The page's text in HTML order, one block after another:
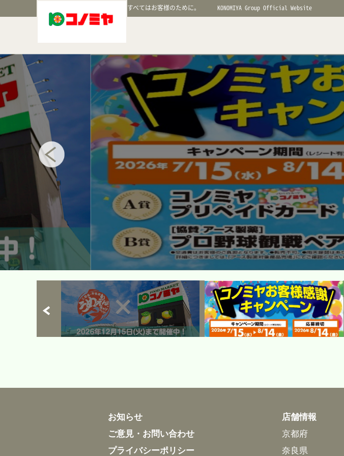
すべてはお客様のために。 KONOMIYA Group Official Website
お知らせ
ご意見・お問い合わせ
プライバシーポリシー
店舗情報
京都府
奈良県